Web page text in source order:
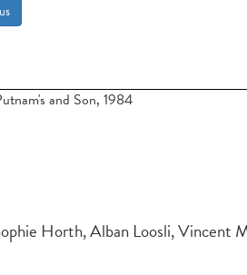
and Son, 1984
Horth, Alban Loosli, Vincent